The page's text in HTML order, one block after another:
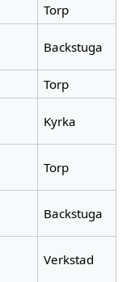
Torp
Backstuga
Torp
Kyrka
Torp
Backstuga
Verkstad